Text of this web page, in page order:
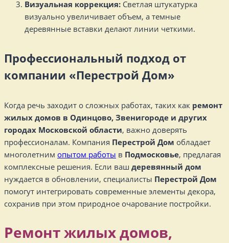
Визуальная коррекция: Светлая штукатурка
визуально увеличивает объем, а темные
деревянные вставки делают линии четкими.
Профессиональный подход от
компании «Перестрой Дом»
Когда речь заходит о сложных работах, таких как ремонт
жилых домов в Одинцово, Звенигороде и других
городах Московской области, важно доверять
профессионалам. Компания Перестрой Дом обладает
многолетним опытом работы в Подмосковье, предлагая
комплексные решения. Если ваш деревянный дом
нуждается в обновлении, специалисты Перестрой Дом
помогут интегрировать современные элементы декора,
сохранив при этом природное очарование постройки.
Ремонт жилых домов,